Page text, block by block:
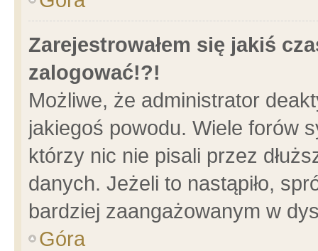
Zarejestrowałem się jakiś
zalogować!?!
Możliwe, że administrator
jakiegoś powodu. Wiele forów
którzy nic nie pisali przez
danych. Jeżeli to nastąpiło,
bardziej zaangażowanym w
Góra